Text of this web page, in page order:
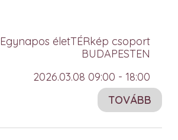
Egynapos életTÉRkép csoport
BUDAPESTEN
2026.03.08 09:00 - 18:00
TOVÁBB